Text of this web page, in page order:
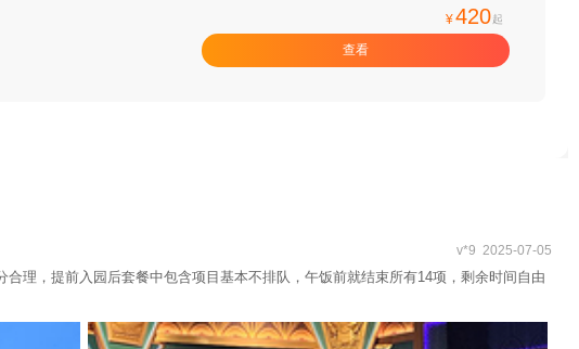
¥420起
查看
v*9 2025-07-05
理，提前入园后套餐中包含项目基本不排队，午饭前就结束所有14项，剩余时间自由